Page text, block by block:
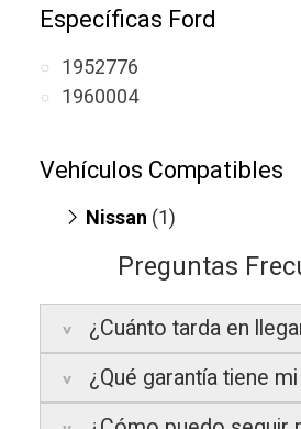
Específicas Ford
1952776
1960004
Vehículos Compatibles
Nissan (1)
Preguntas
¿Cuánto tarda en
Península:Entregamos en
estimado de24 a 48 horas
¿Qué garantía tiene